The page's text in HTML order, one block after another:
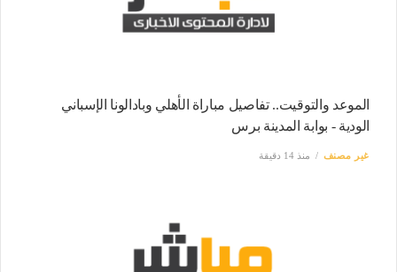
الموعد والتوقيت.. تفاصيل مباراة الأهلي وبادالونا الإسباني
الودية - بوابة المدينة برس
غير مصنف منذ 14 دقيقة